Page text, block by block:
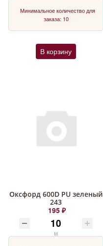
Минимальное количество для
заказа: 10
В корзину
Оксфорд 600D PU зеленый
243
195 ₽
м